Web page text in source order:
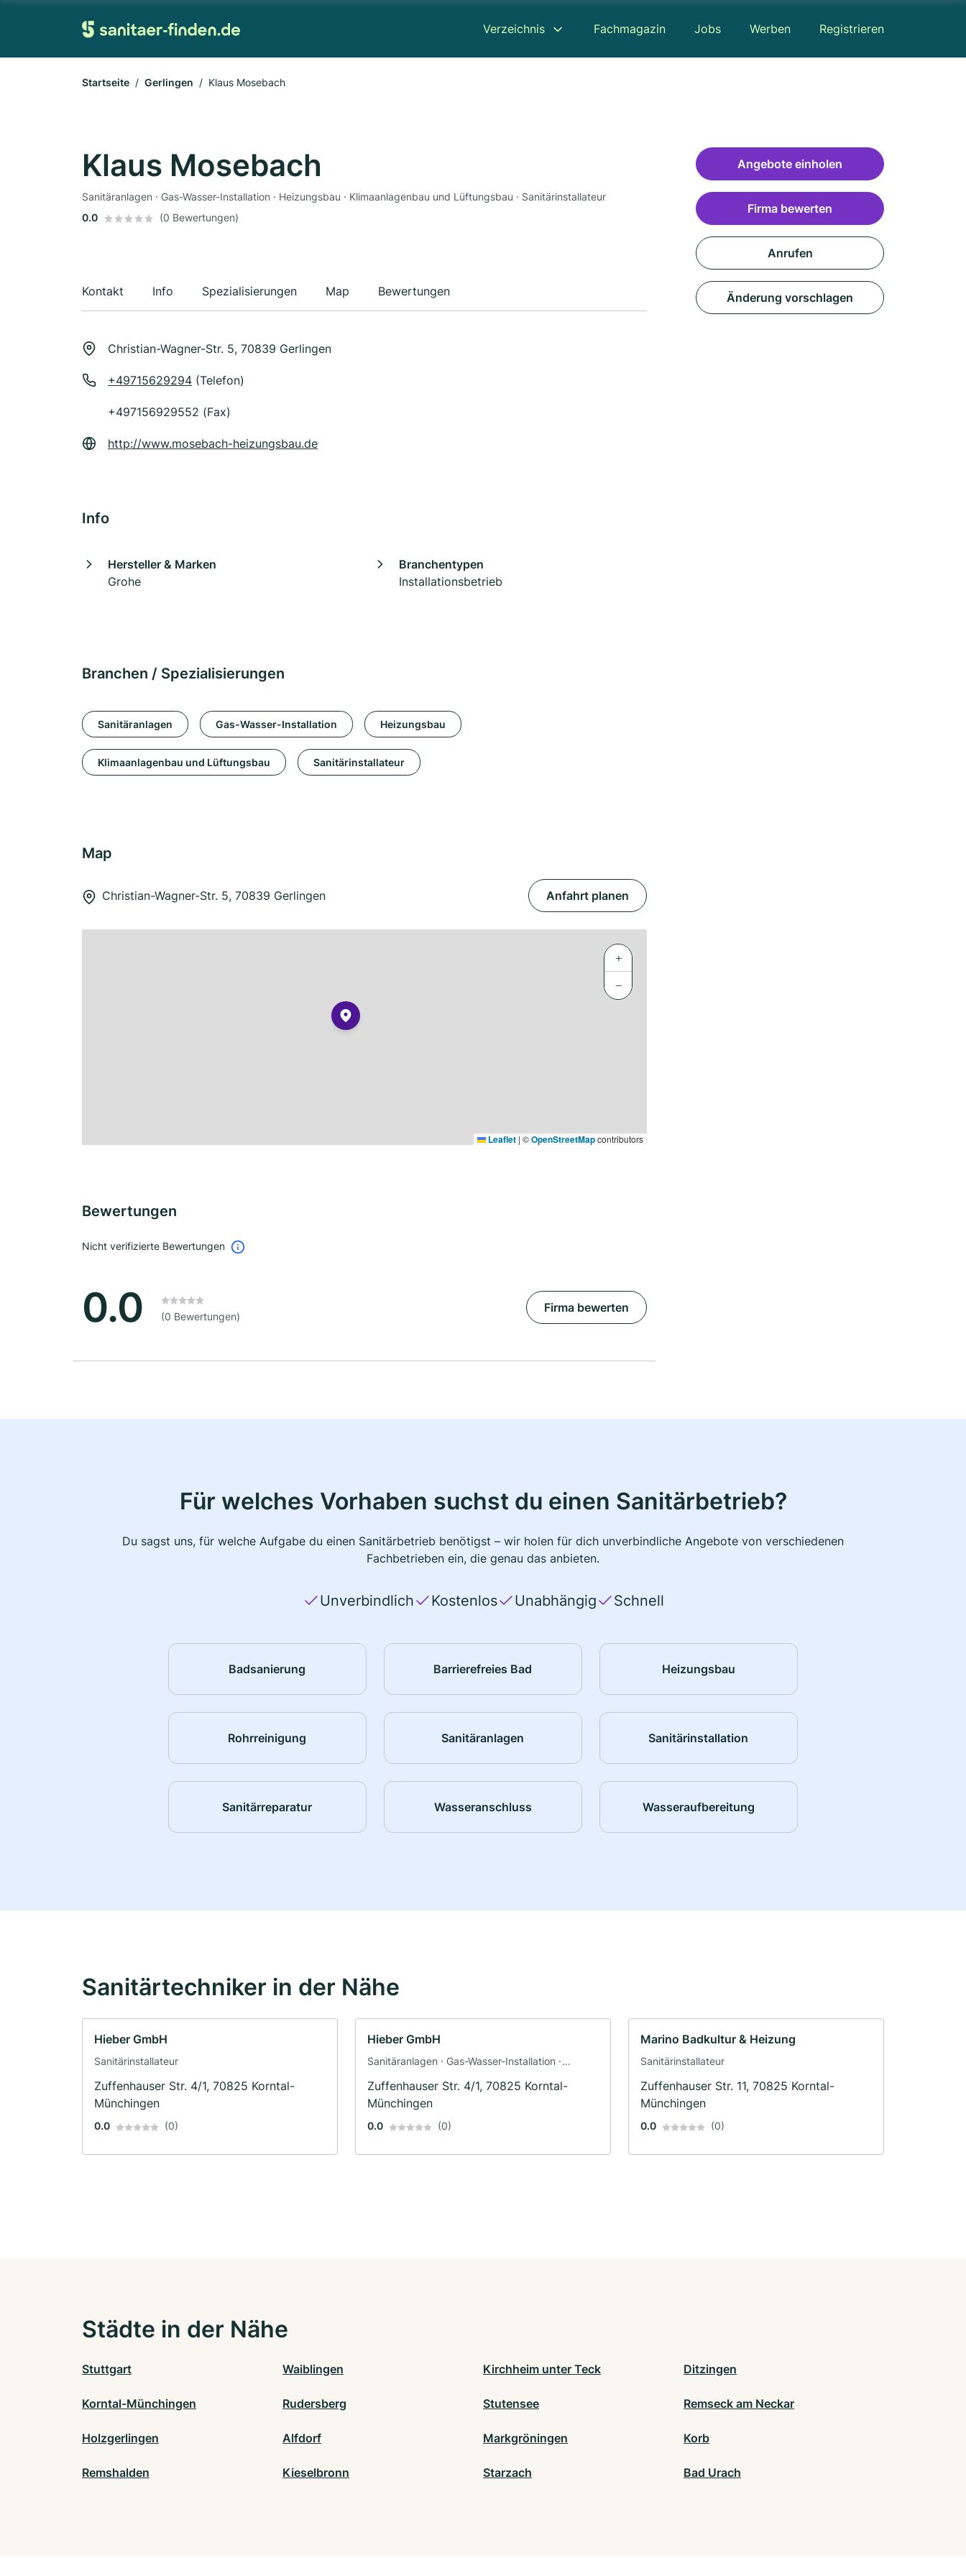
Verzeichnis Fachmagazin Jobs Werben Registrieren
Startseite Gerlingen Klaus Mosebach
Klaus Mosebach
Sanitäranlagen · Gas-Wasser-Installation · Heizungsbau · Klimaanlagenbau und Lüftungsbau · Sanitärinstallateur
0.0
(0 Bewertungen)
Kontakt Info Spezialisierungen Map Bewertungen
Christian-Wagner-Str. 5, 70839 Gerlingen
+49715629294 (Telefon)
+497156929552 (Fax)
http://www.mosebach-heizungsbau.de
Info
Hersteller & Marken
Grohe
Branchentypen
Installationsbetrieb
Branchen / Spezialisierungen
Sanitäranlagen Gas-Wasser-Installation Heizungsbau
Klimaanlagenbau und Lüftungsbau Sanitärinstallateur
Map
Christian-Wagner-Str. 5, 70839 Gerlingen Anfahrt planen
+
−
Leaflet | ©OpenStreetMapcontributors
Bewertungen
Nicht verifizierte Bewertungen
0.0 (0 Bewertungen)
Firma bewerten
Angebote einholen
Firma bewerten
Anrufen
Änderung vorschlagen
Für welches Vorhaben suchst du einen Sanitärbetrieb?
Du sagst uns, für welche Aufgabe du einen Sanitärbetrieb benötigst – wir holen für dich unverbindliche Angebote von verschiedenen
Fachbetrieben ein, die genau das anbieten.
Unverbindlich Kostenlos Unabhängig Schnell
Badsanierung Barrierefreies Bad Heizungsbau
Rohrreinigung Sanitäranlagen Sanitärinstallation
Sanitärreparatur Wasseranschluss Wasseraufbereitung
Sanitärtechniker in der Nähe
Hieber GmbH
Sanitärinstallateur
Zuffenhauser Str. 4/1, 70825 Korntal-
Münchingen
0.0 (0)
Hieber GmbH
Sanitäranlagen · Gas-Wasser-Installation ·
Lüftungsbau · Sanitärinstallateur
Zuffenhauser Str. 4/1, 70825 Korntal-
Münchingen
0.0 (0)
Marino Badkultur & Heizung
Sanitärinstallateur
Zuffenhauser Str. 11, 70825 Korntal-
Münchingen
0.0 (0)
Städte in der Nähe
Stuttgart Waiblingen Kirchheim unter Teck Ditzingen
Korntal-Münchingen Rudersberg Stutensee Remseck am Neckar
Holzgerlingen Alfdorf Markgröningen Korb
Remshalden Kieselbronn Starzach Bad Urach